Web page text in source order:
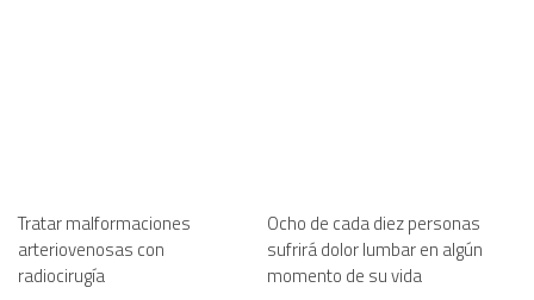
Tratar malformaciones
arteriovenosas con
radiocirugía
Ocho de cada diez personas
sufrirá dolor lumbar en algún
momento de su vida